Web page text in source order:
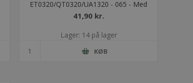
ET0320/QT0320/UA1320 - 065 - Med
bolt
41,90 kr.
Lager: 14 på lager
KØB